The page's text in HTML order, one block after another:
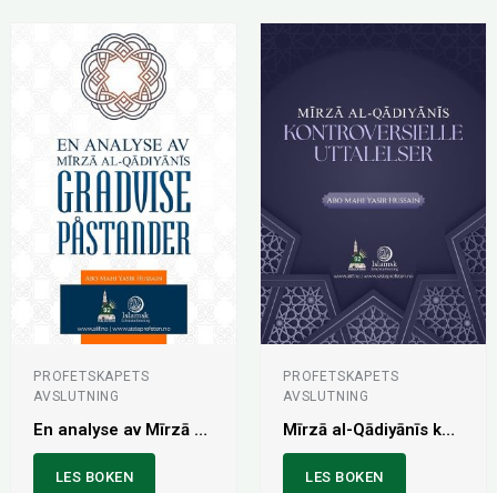
PROFETSKAPETS
AVSLUTNING
En analyse av Mīrzā al-Qādiyānīs gradvise påstander
LES BOKEN
PROFETSKAPETS
AVSLUTNING
Mīrzā al-Qādiyānīs kontroversielle uttalelser
LES BOKEN